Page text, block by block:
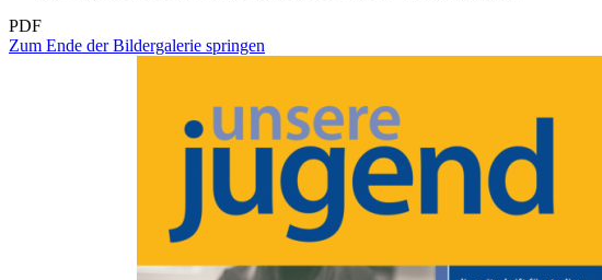
PDF
Zum Ende der Bildergalerie springen